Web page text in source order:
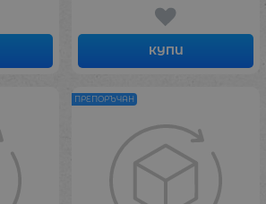
КУПИ
ПРЕПОРЪЧАН